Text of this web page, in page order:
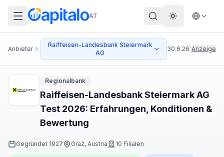
AT Theme
Anbieter
Raiffeisen-Landesbank Steiermark
AG
30.6.26 Anzeige
Regionalbank
Raiffeisen-Landesbank Steiermark AG
Test 2026: Erfahrungen, Konditionen &
Bewertung
Gegründet 1927 Graz, Austria 10 Filialen